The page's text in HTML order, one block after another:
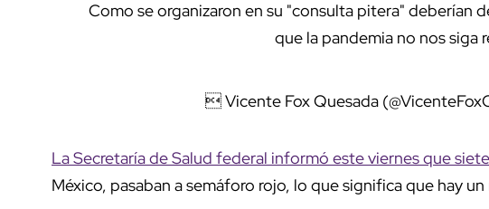
Como se organizaron en su "consulta pitera" deberían
que la pandemia no nos siga
 Vicente Fox Quesada
La Secretaría de Salud federal informó este viernes que
México, pasaban a semáforo rojo, lo que significa que hay